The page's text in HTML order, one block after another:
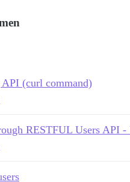
API (curl command)
RESTFUL Users API